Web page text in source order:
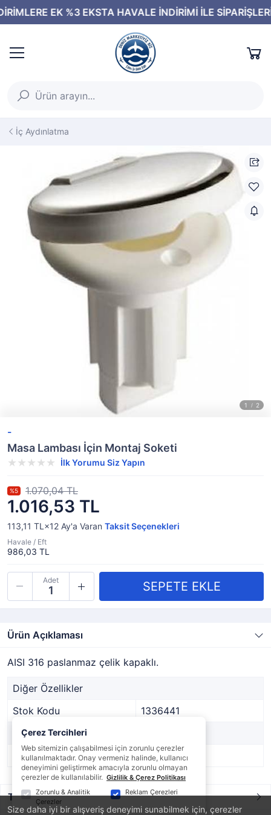
Size daha iyi bir alışveriş deneyimi sunabilmek için, çerezler
İç Aydınlatma
-
Masa Lambası İçin Montaj Soketi
İlk Yorumu Siz Yapın
1.016,53 TL
%5 1.070,04 TL
113,11 TL×12 Ay'a Varan Taksit Seçenekleri
Havale / Eft
986,03 TL
Adet
Ürün Açıklaması
AISI 316 paslanmaz çelik kapaklı.
Diğer Özellikler
Stok Kodu
1336441
Marka
Stok Durumu
Var
Taksit / Ödeme Seçenekleri
Çerez Tercihleri
Web sitemizin çalışabilmesi için zorunlu çerezler
kullanılmaktadır. Onay vermeniz halinde, kullanıcı
deneyimini geliştirmek amacıyla zorunlu olmayan
çerezler de kullanılabilir. Gizlilik & Çerez Politikası
Zorunlu & Analitik
Çerezler
Reklam Çerezleri